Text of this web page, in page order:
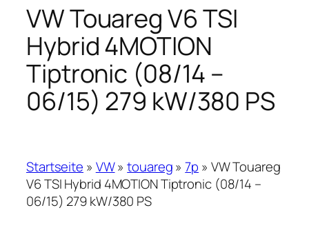
VW Touareg V6 TSI
Hybrid 4MOTION
Tiptronic (08/14 –
06/15) 279 kW/380 PS
Startseite » VW»touareg»7p » VW Touareg
V6 TSI Hybrid 4MOTION Tiptronic (08/14 –
06/15) 279 kW/380 PS